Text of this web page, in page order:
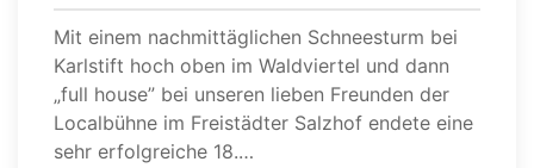
Mit einem nachmittäglichen Schneesturm bei
Karlstift hoch oben im Waldviertel und dann
„full house” bei unseren lieben Freunden der
Localbühne im Freistädter Salzhof endete eine
sehr erfolgreiche 18.…